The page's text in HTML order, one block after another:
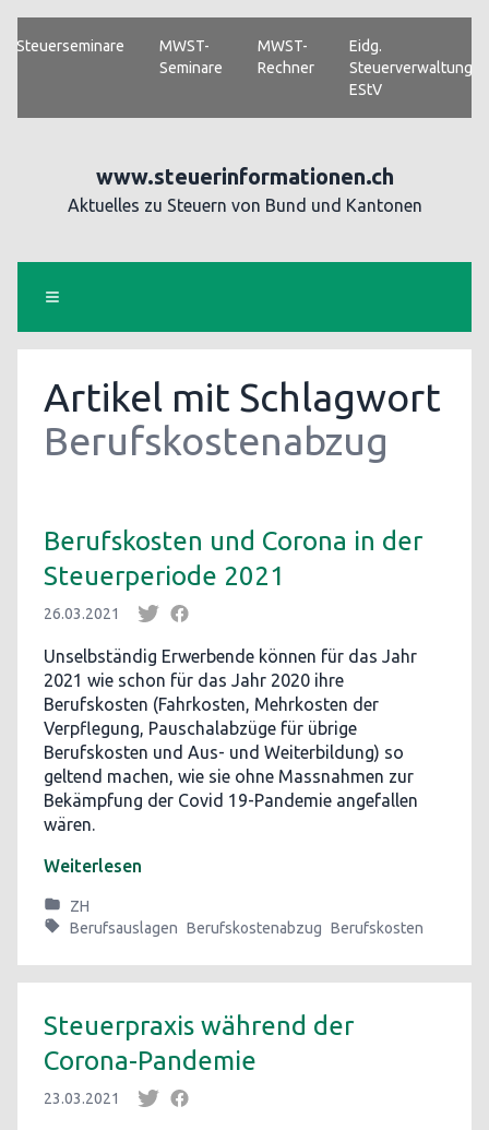
Steuerseminare
MWST-
Seminare
MWST-
Rechner
Eidg.
Steuerverwaltung
EStV
www.steuerinformationen.ch
Aktuelles zu Steuern von Bund und Kantonen
Artikel mit Schlagwort
Berufskostenabzug
Berufskosten und Corona in der
Steuerperiode 2021
26.03.2021
Unselbständig Erwerbende können für das Jahr
2021 wie schon für das Jahr 2020 ihre
Berufskosten (Fahrkosten, Mehrkosten der
Verpflegung, Pauschalabzüge für übrige
Berufskosten und Aus- und Weiterbildung) so
geltend machen, wie sie ohne Massnahmen zur
Bekämpfung der Covid 19-Pandemie angefallen
wären.
Weiterlesen
ZH
Berufsauslagen Berufskostenabzug Berufskosten
Steuerpraxis während der
Corona-Pandemie
23.03.2021